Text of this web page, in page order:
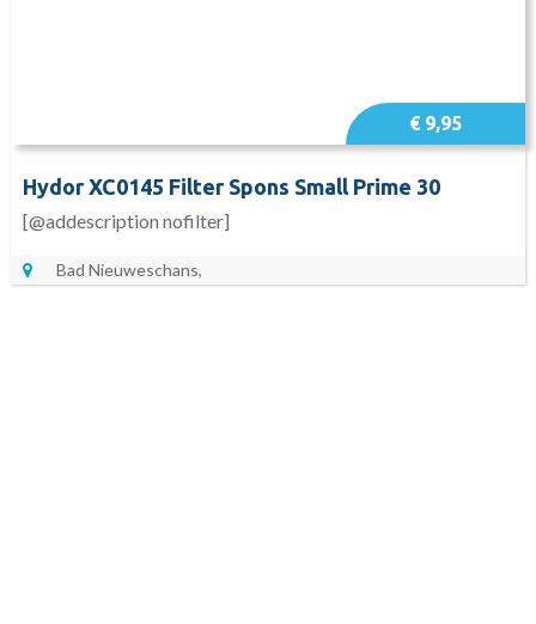
€ 9,95
Hydor XC0145 Filter Spons Small Prime 30
[@addescription nofilter]
Bad Nieuweschans,